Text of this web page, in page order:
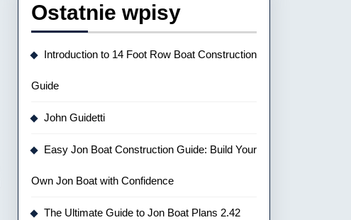
Ostatnie wpisy
Introduction to 14 Foot Row Boat Construction
Guide
John Guidetti
Easy Jon Boat Construction Guide: Build Your
Own Jon Boat with Confidence
The Ultimate Guide to Jon Boat Plans 2.42